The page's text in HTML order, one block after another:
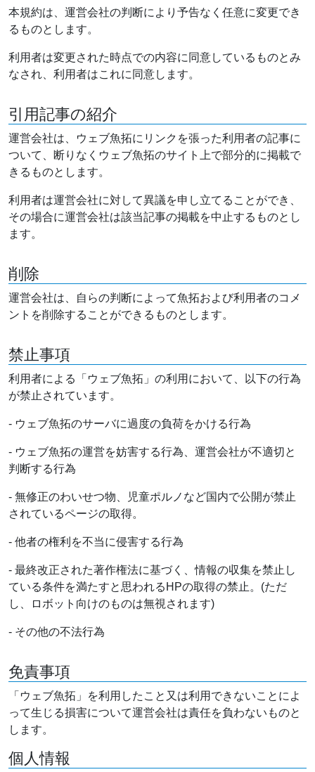
本規約は、運営会社の判断により予告なく任意に変更でき
るものとします。
利用者は変更された時点での内容に同意しているものとみ
なされ、利用者はこれに同意します。
引用記事の紹介
運営会社は、ウェブ魚拓にリンクを張った利用者の記事に
ついて、断りなくウェブ魚拓のサイト上で部分的に掲載で
きるものとします。
利用者は運営会社に対して異議を申し立てることができ、
その場合に運営会社は該当記事の掲載を中止するものとし
ます。
削除
運営会社は、自らの判断によって魚拓および利用者のコメ
ントを削除することができるものとします。
禁止事項
利用者による「ウェブ魚拓」の利用において、以下の行為
が禁止されています。
- ウェブ魚拓のサーバに過度の負荷をかける行為
- ウェブ魚拓の運営を妨害する行為、運営会社が不適切と
判断する行為
- 無修正のわいせつ物、児童ポルノなど国内で公開が禁止
されているページの取得。
- 他者の権利を不当に侵害する行為
- 最終改正された著作権法に基づく、情報の収集を禁止し
ている条件を満たすと思われるHPの取得の禁止。(ただ
し、ロボット向けのものは無視されます)
- その他の不法行為
免責事項
「ウェブ魚拓」を利用したこと又は利用できないことによ
って生じる損害について運営会社は責任を負わないものと
します。
個人情報